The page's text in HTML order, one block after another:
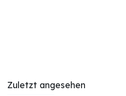
Zuletzt angesehen